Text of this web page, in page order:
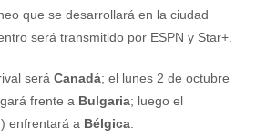
que se desarrollará en la ciudad
será transmitido por ESPN y Star+.
será Canadá; el lunes 2 de octubre
frente a Bulgaria; luego el
enfrentará a Bélgica